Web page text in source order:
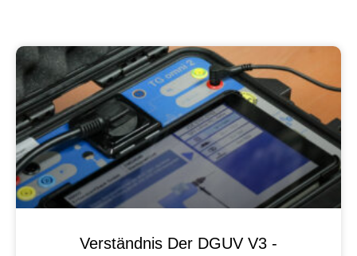
Verständnis Der DGUV V3 -